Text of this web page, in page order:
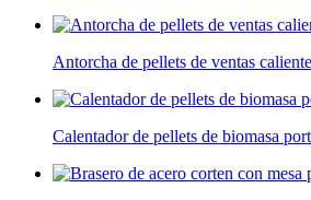
Antorcha de pellets de ventas
Calentador de pellets de biomasa